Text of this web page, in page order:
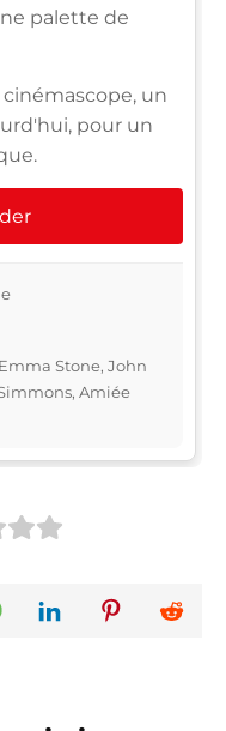
palette de
un
pour un
Stone, John
Amiée